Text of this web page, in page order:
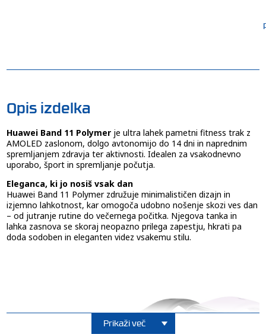
Opis izdelka
Huawei Band 11 Polymer je ultra lahek pametni fitness trak z
AMOLED zaslonom, dolgo avtonomijo do 14 dni in naprednim
spremljanjem zdravja ter aktivnosti. Idealen za vsakodnevno
uporabo, šport in spremljanje počutja.
Eleganca, ki jo nosiš vsak dan
Huawei Band 11 Polymer združuje minimalističen dizajn in
izjemno lahkotnost, kar omogoča udobno nošenje skozi ves dan
– od jutranje rutine do večernega počitka. Njegova tanka in
lahka zasnova se skoraj neopazno prilega zapestju, hkrati pa
doda sodoben in eleganten videz vsakemu stilu.
Prikaži več